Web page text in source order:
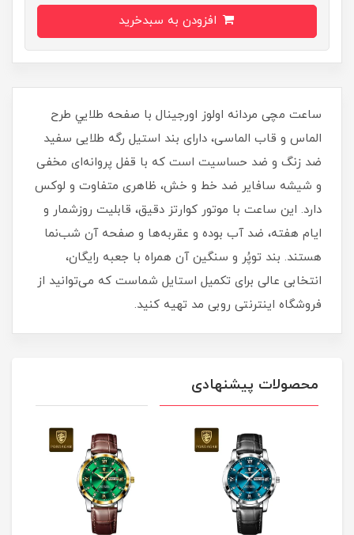
ساعت مچی مردانه اولوز اورجینال با صفحه طلايي طرح
الماس و قاب الماسی، دارای بند استیل رگه طلایی سفيد
ضد زنگ و ضد حساسیت است که با قفل پروانه‌ای مخفی
و شیشه سافایر ضد خط و خش، ظاهری متفاوت و لوکس
دارد. این ساعت با موتور کوارتز دقیق، قابلیت روزشمار و
ایام هفته، ضد آب بوده و عقربه‌ها و صفحه آن شب‌نما
هستند. بند توپُر و سنگین آن همراه با جعبه رایگان،
انتخابی عالی برای تکمیل استایل شماست که می‌توانید از
فروشگاه اینترنتی روبی مد تهیه کنید.
محصولات پیشنهادی